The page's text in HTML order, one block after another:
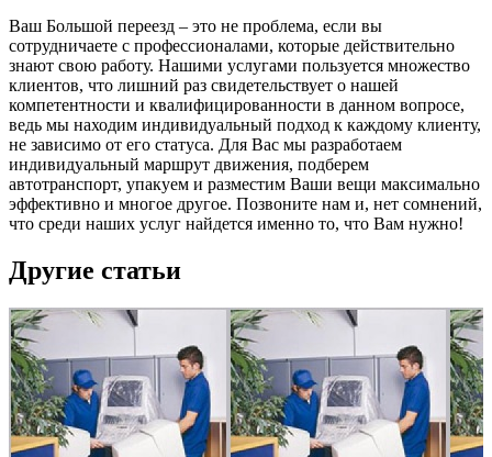
Ваш Большой переезд – это не проблема, если вы
сотрудничаете с профессионалами, которые действительно
знают свою работу. Нашими услугами пользуется множество
клиентов, что лишний раз свидетельствует о нашей
компетентности и квалифицированности в данном вопросе,
ведь мы находим индивидуальный подход к каждому клиенту,
не зависимо от его статуса. Для Вас мы разработаем
индивидуальный маршрут движения, подберем
автотранспорт, упакуем и разместим Ваши вещи максимально
эффективно и многое другое. Позвоните нам и, нет сомнений,
что среди наших услуг найдется именно то, что Вам нужно!
Другие статьи